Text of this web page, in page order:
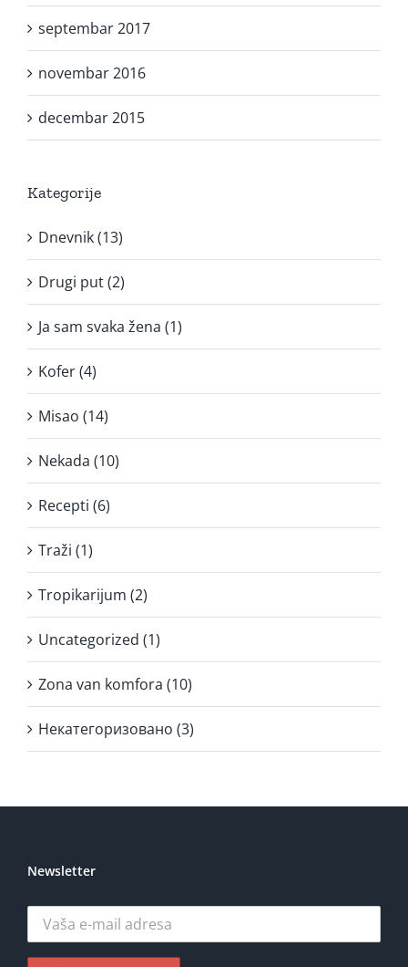
septembar 2017
novembar 2016
decembar 2015
Kategorije
Dnevnik (13)
Drugi put (2)
Ja sam svaka žena (1)
Kofer (4)
Misao (14)
Nekada (10)
Recepti (6)
Traži (1)
Tropikarijum (2)
Uncategorized (1)
Zona van komfora (10)
Некатегоризовано (3)
Newsletter